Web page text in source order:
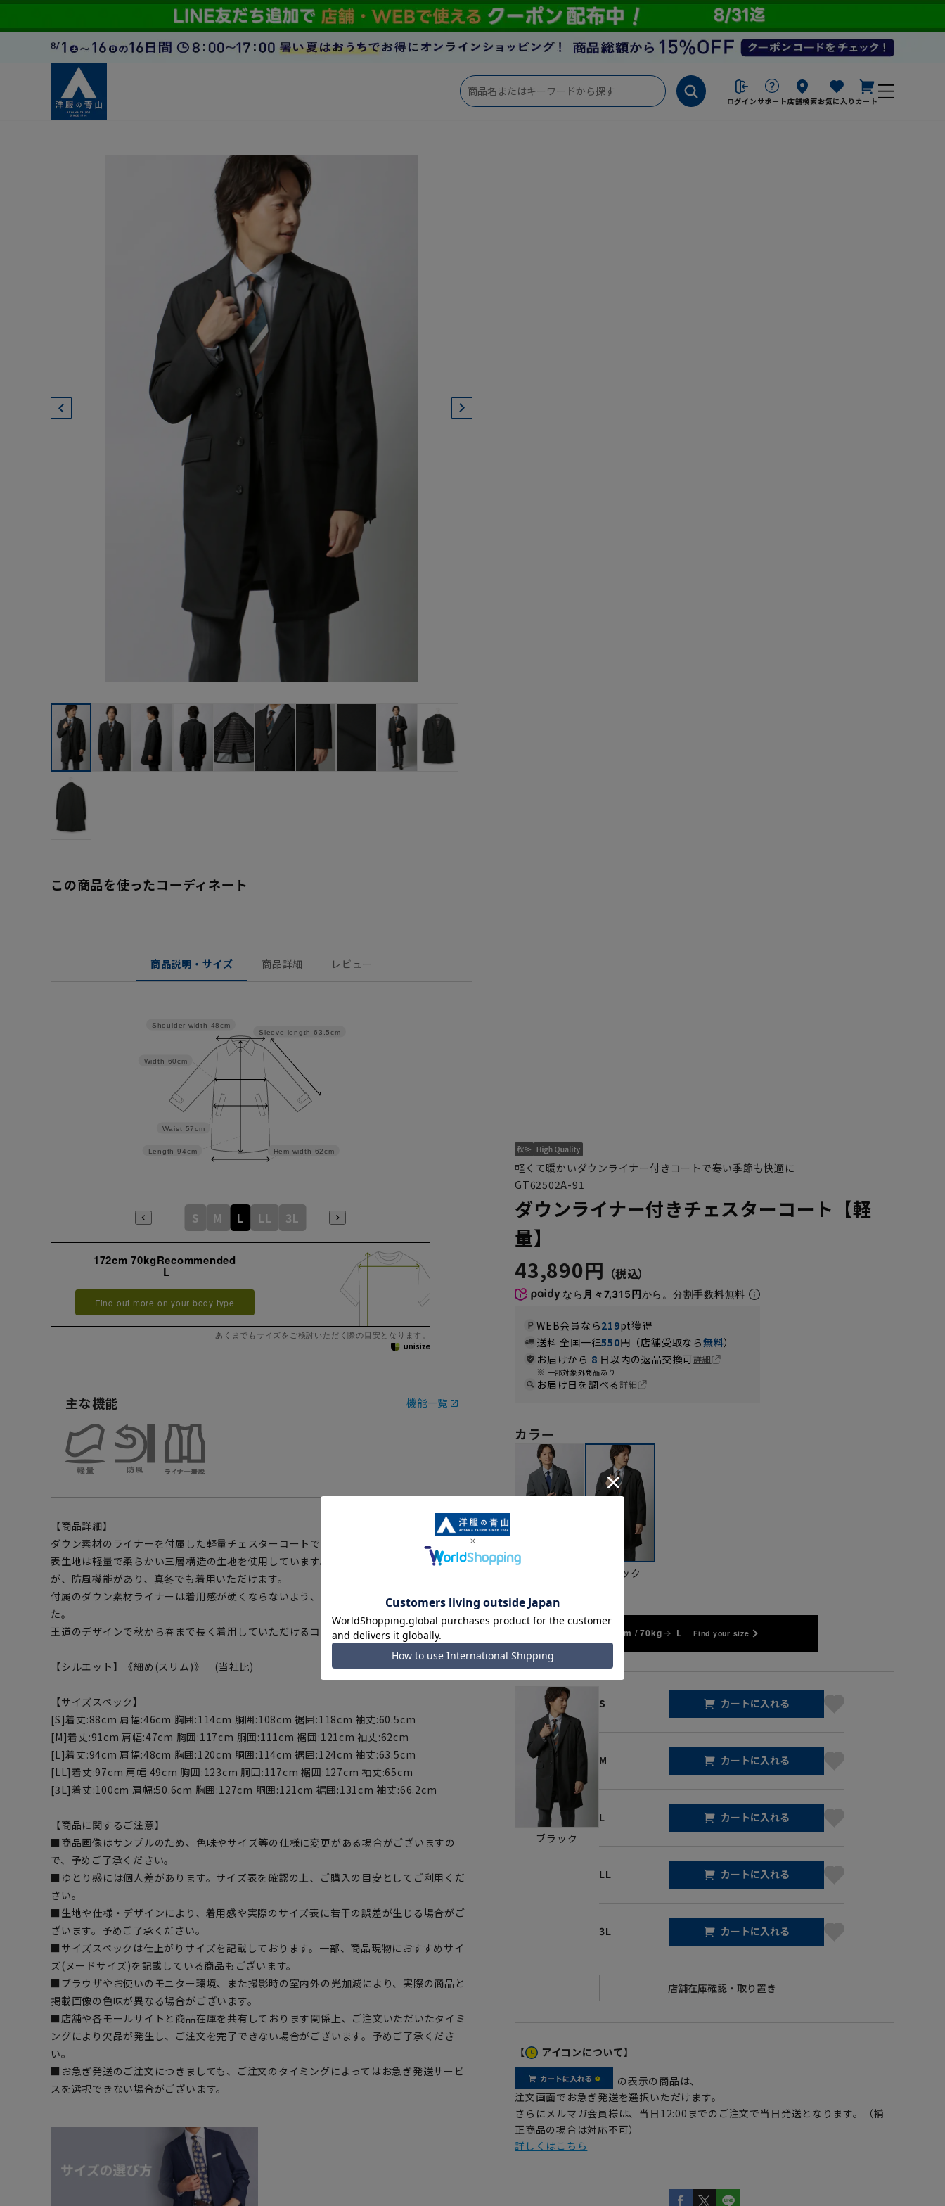
ログイン サポート店舗検索お気に入り カート
この商品を使ったコーディネート
商品説明・サイズ 商品詳細 レビュー
Hem width 62cm
Sleeve length 63.5cm
Length 94cm
Waist 57cm
Width 60cm
Shoulder width 48cm
S M L LL 3L
172cm 70kgRecommended
L
Find out more on your body type
あくまでもサイズをご検討いただく際の目安となります。
主な機能 機能一覧
【商品詳細】
ダウン素材のライナーを付属した軽量チェスターコートです。
表生地は軽量で柔らかい三層構造の生地を使用しています。非常に軽くて薄い生地です
が、防風機能があり、真冬でも着用いただけます。
付属のダウン素材ライナーは着用感が硬くならないよう、形状と取付位置にこだわりまし
た。
王道のデザインで秋から春まで長く着用していただけるコートです。
【シルエット】《細め(スリム)》 (当社比)
【サイズスペック】
[S]着丈:88cm 肩幅:46cm 胸囲:114cm 胴囲:108cm 裾囲:118cm 袖丈:60.5cm
[M]着丈:91cm 肩幅:47cm 胸囲:117cm 胴囲:111cm 裾囲:121cm 袖丈:62cm
[L]着丈:94cm 肩幅:48cm 胸囲:120cm 胴囲:114cm 裾囲:124cm 袖丈:63.5cm
[LL]着丈:97cm 肩幅:49cm 胸囲:123cm 胴囲:117cm 裾囲:127cm 袖丈:65cm
[3L]着丈:100cm 肩幅:50.6cm 胸囲:127cm 胴囲:121cm 裾囲:131cm 袖丈:66.2cm
【商品に関するご注意】
■商品画像はサンプルのため、色味やサイズ等の仕様に変更がある場合がございますの
で、予めご了承ください。
■ゆとり感には個人差があります。サイズ表を確認の上、ご購入の目安としてご利用くだ
さい。
■生地や仕様・デザインにより、着用感や実際のサイズ表に若干の誤差が生じる場合がご
ざいます。予めご了承ください。
■サイズスペックは仕上がりサイズを記載しております。一部、商品現物におすすめサイ
ズ(ヌードサイズ)を記載している商品もございます。
■ブラウザやお使いのモニター環境、また撮影時の室内外の光加減により、実際の商品と
掲載画像の色味が異なる場合がございます。
■店舗や各モールサイトと商品在庫を共有しております関係上、ご注文いただいたタイミ
ングにより欠品が発生し、ご注文を完了できない場合がございます。予めご了承くださ
い。
■お急ぎ発送のご注文につきましても、ご注文のタイミングによってはお急ぎ発送サービ
スを選択できない場合がございます。
軽くて暖かいダウンライナー付きコートで寒い季節も快適に
GT62502A-91
ダウンライナー付きチェスターコート【軽
量】
43,890円
なら 月々7,315円から。分割手数料無料
WEB会員なら219pt獲得
送料 全国一律550円（店舗受取なら無料）
お届けから 8 日以内の返品交換可詳細
一部対象外商品あり
お届け日を調べる詳細
カラー
ブラック
172cm / 70kg L Find your size
ブラック
S カートに入れる
M カートに入れる
L カートに入れる
LL カートに入れる
3L カートに入れる
【 アイコンについて】
の表示の商品は、
注文画面でお急ぎ発送を選択いただけます。
さらにメルマガ会員様は、当日12:00までのご注文で当日発送となります。（補
正商品の場合は対応不可）
詳しくはこちら